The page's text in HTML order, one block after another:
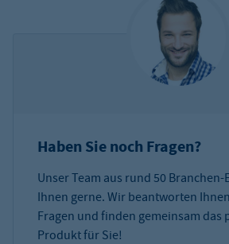
Haben Sie noch Fragen?
Unser Team aus rund 50
Ihnen gerne. Wir beantworten
Fragen und finden gemeinsam das
Produkt für Sie!